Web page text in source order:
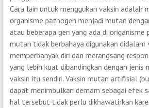
Cara lain untuk menggukan vaksin adalah
organisme pathogen menjadi mutan
atau beberapa gen yang ada di origanisme
mutan tidak berbahaya digunakan didalam
memperbanyak diri dan merangsang
yang lebih kuat dibandingkan dengan jenis
vaksin itu sendiri. Vaksin mutan artifisial
dapat menimbulkan demam sebagai efek
hal tersebut tidak perlu dikhawatirkan